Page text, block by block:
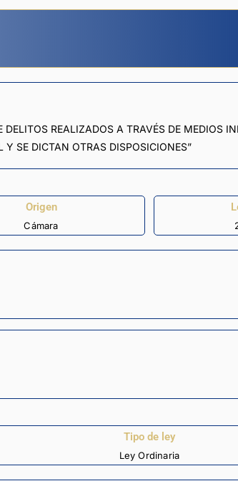
REALIZADOS A TRAVÉS DE MEDIOS
SE DICTAN OTRAS DISPOSICIONES”
Origen
Cámara
Tipo de ley
Ley Ordinaria